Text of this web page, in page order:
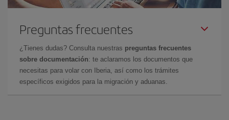
Preguntas frecuentes
¿Tienes dudas? Consulta nuestras preguntas frecuentes
sobre documentación: te aclaramos los documentos que
necesitas para volar con Iberia, así como los trámites
específicos exigidos para la migración y aduanas.